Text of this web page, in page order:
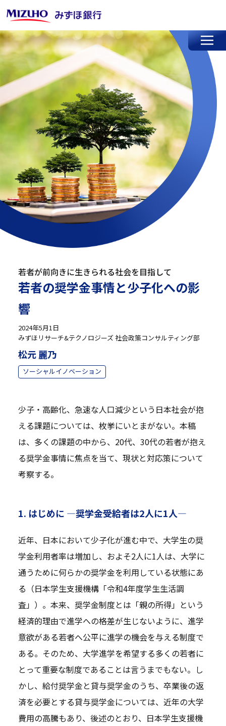
若者が前向きに生きられる社会を目指して
若者の奨学金事情と少子化への影
響
2024年5月1日
みずほリサーチ&テクノロジーズ 社会政策コンサルティング部
松元 麗乃
ソーシャルイノベーション
少子・高齢化、急速な人口減少という日本社会が抱
える課題については、枚挙にいとまがない。本稿
は、多くの課題の中から、20代、30代の若者が抱え
る奨学金事情に焦点を当て、現状と対応策について
考察する。
1. はじめに —奨学金受給者は2人に1人—
近年、日本において少子化が進む中で、大学生の奨
学金利用者率は増加し、およそ2人に1人は、大学に
通うために何らかの奨学金を利用している状態にあ
る（日本学生支援機構「令和4年度学生生活調
査」）。本来、奨学金制度とは「親の所得」という
経済的理由で進学への格差が生じないように、進学
意欲がある若者へ公平に進学の機会を与える制度で
ある。そのため、大学進学を希望する多くの若者に
とって重要な制度であることは言うまでもない。し
かし、給付奨学金と貸与奨学金のうち、卒業後の返
済を必要とする貸与奨学金については、近年の大学
費用の高騰もあり、後述のとおり、日本学生支援機